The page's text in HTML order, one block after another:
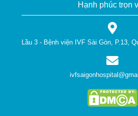
Hạnh phúc trọn
Lầu 3 - Bệnh viện IVF Sài Gòn, P.13,